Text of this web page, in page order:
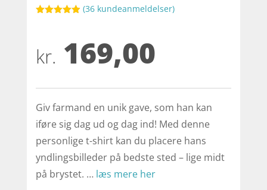
baseret på
kundebedøm
melser
(36 kundeanmeldelser)
kr. 169,00
Giv farmand en unik gave, som han kan
iføre sig dag ud og dag ind! Med denne
personlige t-shirt kan du placere hans
yndlingsbilleder på bedste sted – lige midt
på brystet. … læs mere her